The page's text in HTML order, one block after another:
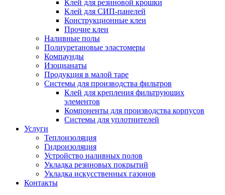
Клей для резиновой крошки
Клей для СИП-панелей
Конструкционные клеи
Прочие клеи
Наливные полы
Полиуретановые эластомеры
Компаунды
Изоцианаты
Продукция в малой таре
Системы для производства фильтров
Клей для крепления фильтрующих
элементов
Компоненты для производства корпусов
Системы для уплотнителей
Услуги
Теплоизоляция
Гидроизоляция
Устройство наливных полов
Укладка резиновых покрытий
Укладка искусственных газонов
Контакты